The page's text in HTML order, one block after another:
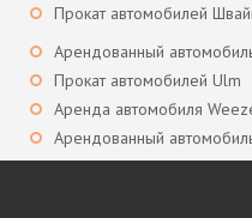
Прокат автомобилей
Арендованный
Прокат автомобилей Ulm
Аренда автомобиля
Арендованный